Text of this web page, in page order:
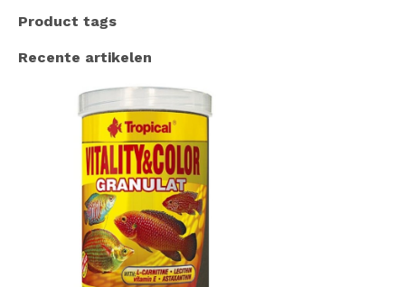
Product tags
Recente artikelen